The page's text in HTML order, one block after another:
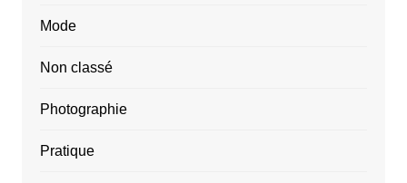
Mode
Non classé
Photographie
Pratique